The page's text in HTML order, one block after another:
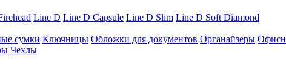
Line D Line D Capsule Line D Slim Line D Soft Diamond
сумки Ключницы Обложки для документов Органайзеры
Чехлы